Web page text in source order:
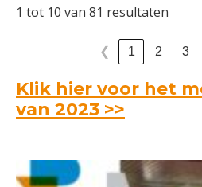
1 tot 10 van 81 resultaten
❮ 1 2 3
Klik hier voor het
van 2023 >>